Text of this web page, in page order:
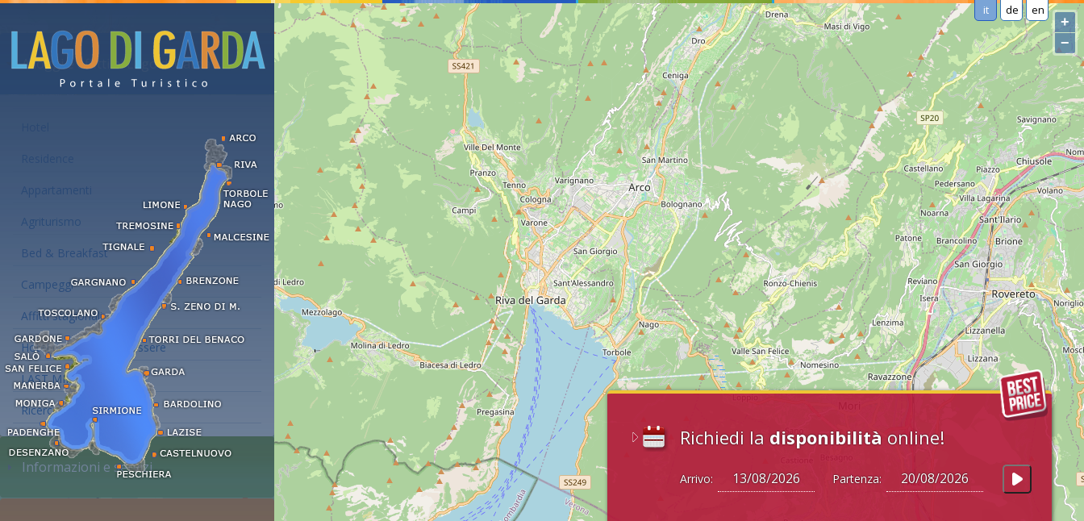
it de en
Richiedi la disponibilità online!
Arrivo: Partenza:
+
−
Alloggi e affitti al Lago di Garda
Appartamenti
Agriturismo
Bed & Breakfast
Campeggi
Affitti stagionali
Hotel con centro benessere
LAST MINUTE
Ricerca alloggi...
Informazioni e servizi